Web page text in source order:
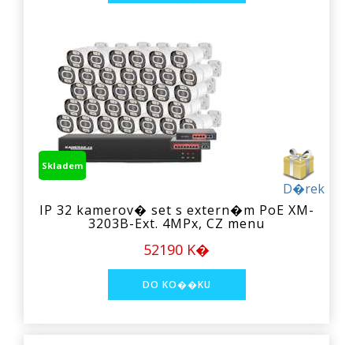
D�rek
Skladem
IP 32 kamerov� set s extern�m PoE XM-
3203B-Ext. 4MPx, CZ menu
52190 K�